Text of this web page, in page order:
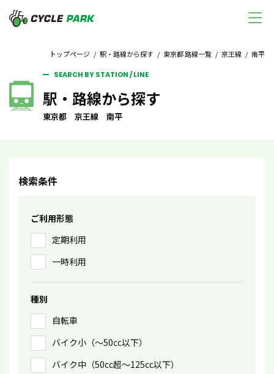
トップページ / 駅・路線から探す / 東京都 路線一覧 / 京王線 / 南平
SEARCH BY STATION / LINE
駅・路線から探す
東京都 京王線 南平
検索条件
ご利用形態
定期利用
一時利用
種別
自転車
バイク小（〜50㏄以下）
バイク中（50cc超〜125cc以下）